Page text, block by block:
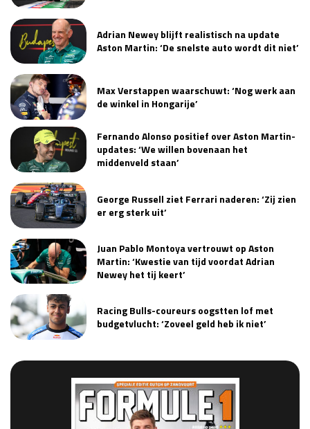
Adrian Newey blijft realistisch na update
Aston Martin: ‘De snelste auto wordt dit niet’
Max Verstappen waarschuwt: ‘Nog werk aan
de winkel in Hongarije’
Fernando Alonso positief over Aston Martin-
updates: ‘We willen bovenaan het
middenveld staan’
George Russell ziet Ferrari naderen: ‘Zij zien
er erg sterk uit’
Juan Pablo Montoya vertrouwt op Aston
Martin: ‘Kwestie van tijd voordat Adrian
Newey het tij keert’
Racing Bulls-coureurs oogstten lof met
budgetvlucht: ‘Zoveel geld heb ik niet’